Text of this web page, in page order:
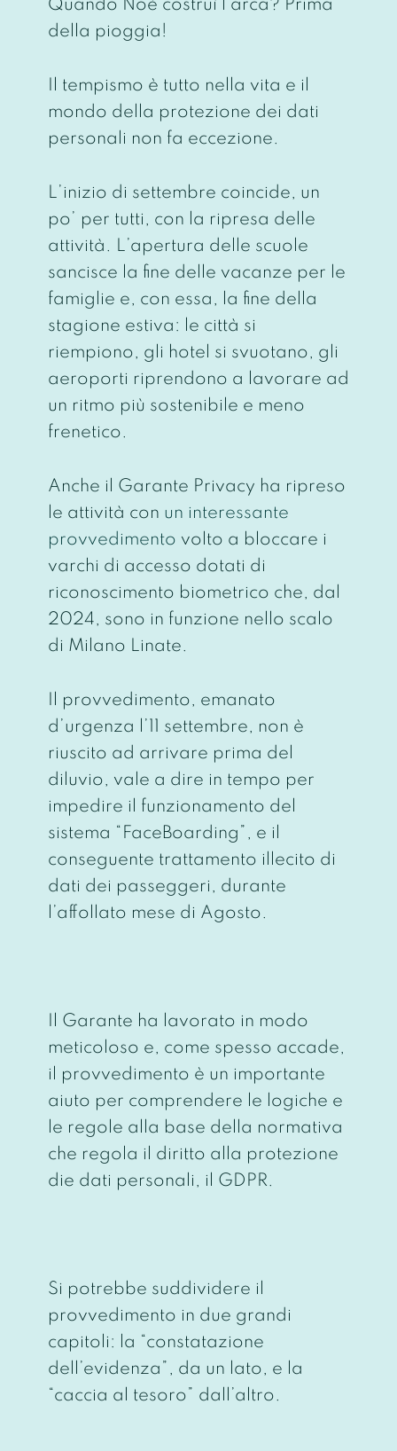
Quando Noè costruì l’arca? Prima
della pioggia!
Il tempismo è tutto nella vita e il
mondo della protezione dei dati
personali non fa eccezione.
L’inizio di settembre coincide, un
po’ per tutti, con la ripresa delle
attività. L’apertura delle scuole
sancisce la fine delle vacanze per le
famiglie e, con essa, la fine della
stagione estiva: le città si
riempiono, gli hotel si svuotano, gli
aeroporti riprendono a lavorare ad
un ritmo più sostenibile e meno
frenetico.
Anche il Garante Privacy ha ripreso
le attività con un interessante
provvedimento volto a bloccare i
varchi di accesso dotati di
riconoscimento biometrico che, dal
2024, sono in funzione nello scalo
di Milano Linate.
Il provvedimento, emanato
d’urgenza l’11 settembre, non è
riuscito ad arrivare prima del
diluvio, vale a dire in tempo per
impedire il funzionamento del
sistema “FaceBoarding”, e il
conseguente trattamento illecito di
dati dei passeggeri, durante
l’affollato mese di Agosto.
Il Garante ha lavorato in modo
meticoloso e, come spesso accade,
il provvedimento è un importante
aiuto per comprendere le logiche e
le regole alla base della normativa
che regola il diritto alla protezione
die dati personali, il GDPR.
Si potrebbe suddividere il
provvedimento in due grandi
capitoli: la “constatazione
dell’evidenza”, da un lato, e la
“caccia al tesoro” dall’altro.